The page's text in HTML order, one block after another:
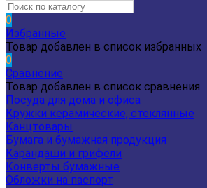
0
Избранные
Товар добавлен в список избранных
0
Сравнение
Товар добавлен в список сравнения
Посуда для дома и офиса
Кружки керамические, стеклянные
Канцтовары
Бумага и бумажная продукция
Карандаши и грифели
Конверты бумажные
Обложки на паспорт